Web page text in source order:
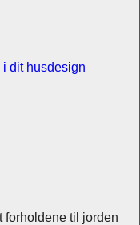
dit husdesign
forholdene til jorden